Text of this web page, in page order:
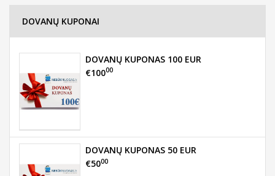
DOVANŲ KUPONAI
DOVANŲ KUPONAS 100 EUR
€10000
DOVANŲ KUPONAS 50 EUR
€5000